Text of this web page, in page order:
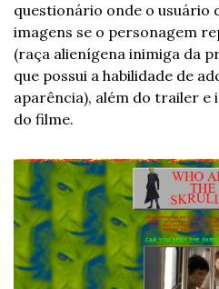
questionário onde o usuário
imagens se o personagem
(raça alienígena inimiga da
que possui a habilidade de
aparência), além do trailer e
do filme.